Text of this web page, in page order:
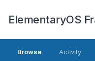
ElementaryOS
Browse Activity